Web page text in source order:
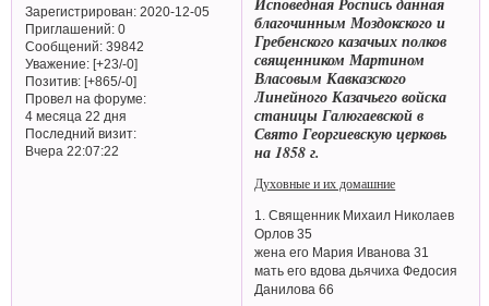
Зарегистрирован: 2020-12-05
Приглашений:0
Сообщений:39842
Уважение: [+23/-0]
Позитив: [+865/-0]
Провел на форуме:
4 месяца 22 дня
Последний визит:
Вчера 22:07:22
благочинным Моздокского и
Гребенского казачьих полков
священником Мартином
Власовым Кавказского
Линейного Казачьего войска
станицы Галюгаевской в
Свято Георгиевскую церковь
на 1858 г.
Духовные и их домашние
1. Священник Михаил Николаев
Орлов 35
жена его Мария Иванова 31
мать его вдова дьячиха Федосия
Данилова 66